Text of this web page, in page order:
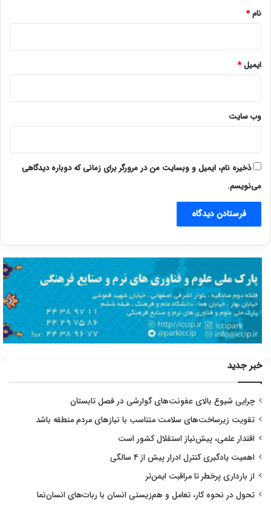
نام*
ایمیل*
وب‌ سایت
ذخیره نام، ایمیل و وبسایت من در مرورگر برای زمانی که دوباره دیدگاهی
می‌نویسم.
خبر جدید
چرایی شیوع بالای عفونت‌های گوارشی در فصل تابستان
تقویت زیرساخت‌های سلامت متناسب با نیازهای مردم منطقه باشد
اقتدار علمی، پیش‌نیاز استقلال کشور است
اهمیت یادگیری کنترل ادرار پیش از ۴ سالگی
از بارداری پرخطر تا مراقبت ایمن‌تر
تحول در نحوه کار، تعامل و هم‌زیستی انسان با ربات‌های انسان‌نما